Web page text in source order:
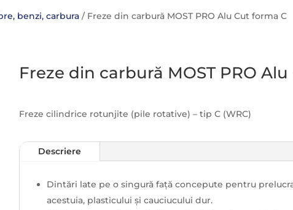
benzi, carbura / Freze din carbură MOST PRO Alu Cut forma C
Freze din carbură MOST PRO
Freze cilindrice rotunjite (pile rotative) – tip C (WRC)
Descriere
Dintări late pe o singură față concepute pentru
acestuia, plasticului și cauciucului dur.